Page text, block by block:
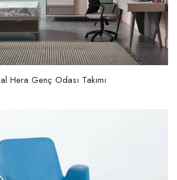
Hera Genç Odası Takımı